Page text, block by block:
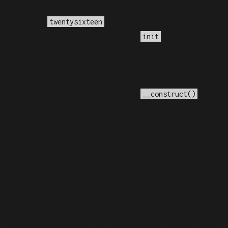
twentysixteen
init
__construct()